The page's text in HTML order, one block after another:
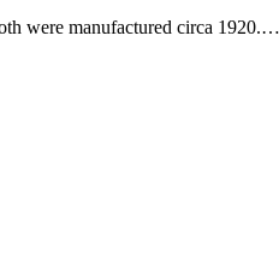
were manufactured circa 1920.
period with a unique appearance.